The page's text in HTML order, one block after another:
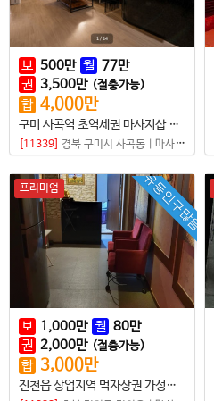
보 500만 월 77만
권 3,500만 (절충가능)
합 4,000만
구미 사곡역 초역세권 마사지샵 팝니다
[11339] 경북 구미시 사곡동 마사지샵
유동인구많음
프리미엄
보 1,000만 월 80만
권 2,000만 (절충가능)
합 3,000만
진천읍 상업지역 먹자상권 가성비 좋은 샵